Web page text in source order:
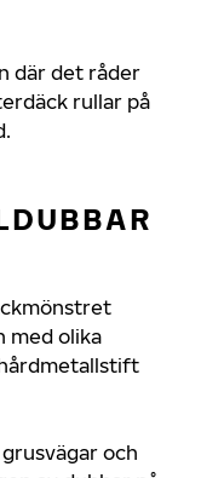
där det råder
rullar på
med olika
och